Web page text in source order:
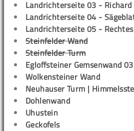
Landrichterseite 03 -
Landrichterseite 04 -
Landrichterseite 05 -
Steinfelder Wand
Steinfelder Turm
Egloffsteiner Gemsenwand
Wolkensteiner Wand
Neuhauser Turm |
Dohlenwand
Uhustein
Geckofels